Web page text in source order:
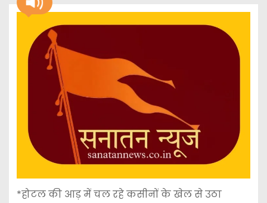
*होटल की आड़ में चल रहे कसीनों के खेल से उठा